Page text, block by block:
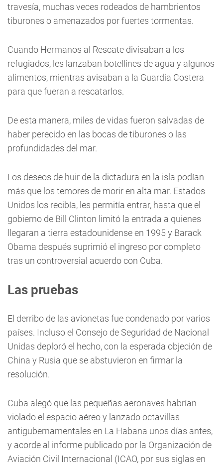
travesía, muchas veces rodeados de hambrientos
tiburones o amenazados por fuertes tormentas.
Cuando Hermanos al Rescate divisaban a los
refugiados, les lanzaban botellines de agua y algunos
alimentos, mientras avisaban a la Guardia Costera
para que fueran a rescatarlos.
De esta manera, miles de vidas fueron salvadas de
haber perecido en las bocas de tiburones o las
profundidades del mar.
Los deseos de huir de la dictadura en la isla podían
más que los temores de morir en alta mar. Estados
Unidos los recibía, les permitía entrar, hasta que el
gobierno de Bill Clinton limitó la entrada a quienes
llegaran a tierra estadounidense en 1995 y Barack
Obama después suprimió el ingreso por completo
tras un controversial acuerdo con Cuba.
Las pruebas
El derribo de las avionetas fue condenado por varios
países. Incluso el Consejo de Seguridad de Nacional
Unidas deploró el hecho, con la esperada objeción de
China y Rusia que se abstuvieron en firmar la
resolución.
Cuba alegó que las pequeñas aeronaves habrían
violado el espacio aéreo y lanzado octavillas
antigubernamentales en La Habana unos días antes,
y acorde al informe publicado por la Organización de
Aviación Civil Internacional (ICAO, por sus siglas en